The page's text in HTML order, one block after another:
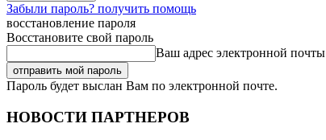
Забыли пароль? получить помощь
восстановление пароля
Восстановите свой пароль
Ваш адрес электронной почты
Пароль будет выслан Вам по электронной почте.
НОВОСТИ ПАРТНЕРОВ